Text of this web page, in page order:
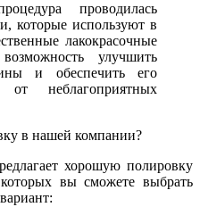
проводилась
которые используют в
лакокрасочные
улучшить
и обеспечить его
от неблагоприятных
в нашей компании?
хорошую полировку
вы сможете выбрать